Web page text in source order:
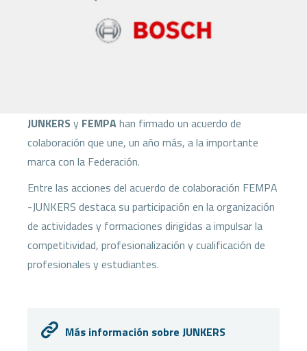
JUNKERS y FEMPAhan firmado un acuerdo de
colaboración que une, un año más, a la importante
marca con la Federación.
Entre las acciones del acuerdo de colaboración FEMPA
-JUNKERS destaca su participación en la organización
de actividades y formaciones dirigidas a impulsar la
competitividad, profesionalización y cualificación de
profesionales y estudiantes.
Más información sobre JUNKERS